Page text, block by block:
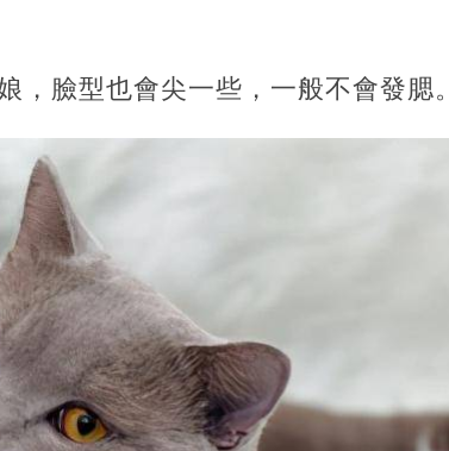
臉型也會尖一些，一般不會發腮。